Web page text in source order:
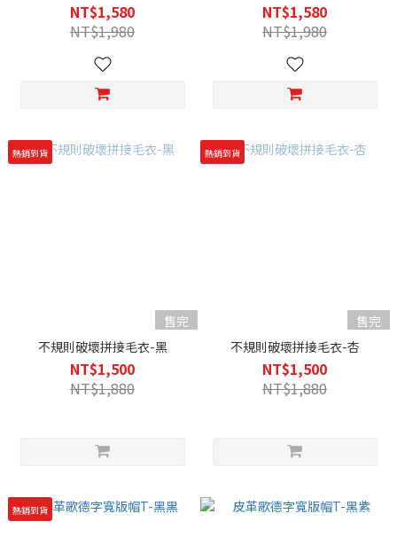
NT$1,580
NT$1,980
NT$1,580
NT$1,980
熱銷到貨
售完
不規則破壞拼接毛衣-黑
NT$1,500
NT$1,880
熱銷到貨
售完
不規則破壞拼接毛衣-杏
NT$1,500
NT$1,880
熱銷到貨